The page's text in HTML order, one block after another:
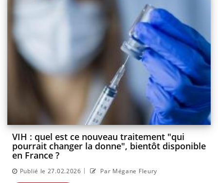
VIH : quel est ce nouveau traitement "qui
pourrait changer la donne", bientôt disponible
en France ?
Publié le 27.02.2026 | Par Mégane Fleury